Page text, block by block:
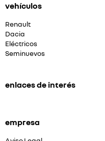
vehículos
Renault
Dacia
Eléctricos
Seminuevos
enlaces de interés
empresa